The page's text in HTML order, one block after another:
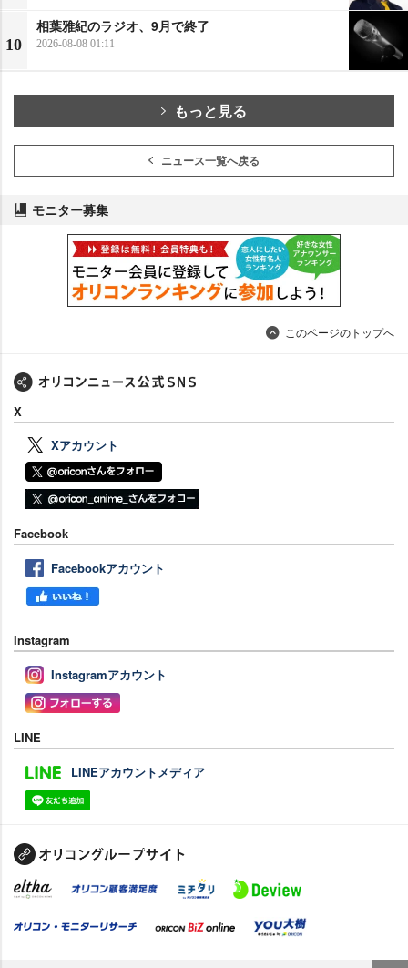
10
相葉雅紀のラジオ、9月で終了
2026-08-08 01:11
もっと見る
ニュース一覧へ戻る
モニター募集
このページのトップへ
X
Xアカウント
Facebook
Facebookアカウント
Instagram
Instagramアカウント
LINE
LINEアカウントメディア